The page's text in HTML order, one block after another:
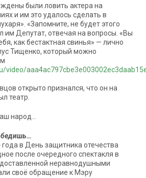
были ловить актера на
и им это удалось сделать в
«Запомните, не будет этого
им Депутат, отвечая на вопросы. «Вы
как бестактная свинья» — лично
Тищенко, который можно
video/
открыто признался, что он на
театр.
народ…
в День защитника отечества
после очередного спектакля в
неравнодушными
своё обращение к Мэру